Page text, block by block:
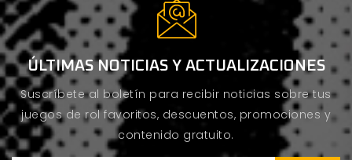
ÚLTIMAS NOTICIAS Y ACTUALIZACIONES
Suscríbete al boletín para recibir noticias sobre tus
juegos de rol favoritos, descuentos, promociones y
contenido gratuito.